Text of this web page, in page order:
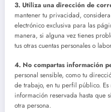
3. Utiliza una dirección de
mantener tu privacidad,
electrónico exclusiva para las
manera, si alguna vez tienes
tus otras cuentas personales o
4. No compartas información
personal sensible, como tu
de trabajo, en tu perfil público. Es
información reservada hasta que
otra persona.